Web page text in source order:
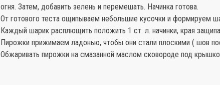
огня. Затем, добавить зелень и перемешать. Начинка готова.
От готового теста ощипываем небольшие кусочки и формируем
Каждый шарик расплющить положить 1 ст. л. начинки, края
Пирожки прижимаем ладонью, чтобы они стали плоскими ( шов
Обжаривать пирожки на смазанной маслом сковороде под